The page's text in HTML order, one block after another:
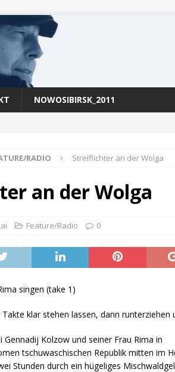
NOWOSIBIRSK_2011
RADIO Streiflichter an der Wolga
an der Wolga
Feature/Radio 0
singen (take 1)
klar stehen lassen, dann runterziehen
Gennadij Kolzow und seiner Frau
tschuwaschischen Republik mitten im
Stunden durch ein hügeliges